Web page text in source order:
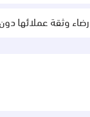
وثقة عملائها دون